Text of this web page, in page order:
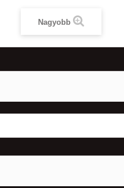
Nagyobb